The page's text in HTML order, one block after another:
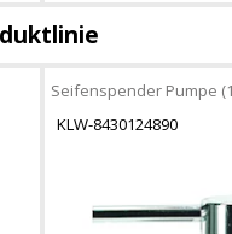
Seifenspender Pumpe
KLW-8430124890